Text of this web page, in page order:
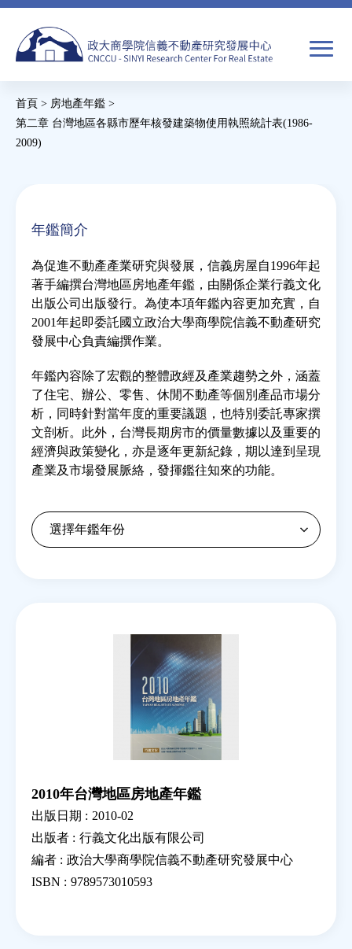
Jump
navigation
搜
搜
尋
教育推廣
房市分析
研究獎勵
房地產年鑑
電子報
您
首頁 > 房地產年鑑 >
第二章 台灣地區各縣市歷年核發建築物使用執照統計表(1986-
2009)
年鑑簡介
為促進不動產產業研究與發展，信義房屋自1996年起
著手編撰台灣地區房地產年鑑，由關係企業行義文化
出版公司出版發行。為使本項年鑑內容更加充實，自
2001年起即委託國立政治大學商學院信義不動產研究
發展中心負責編撰作業。
年鑑內容除了宏觀的整體政經及產業趨勢之外，涵蓋
了住宅、辦公、零售、休閒不動產等個別產品市場分
析，同時針對當年度的重要議題，也特別委託專家撰
文剖析。此外，台灣長期房市的價量數據以及重要的
經濟與政策變化，亦是逐年更新紀錄，期以達到呈現
產業及市場發展脈絡，發揮鑑往知來的功能。
2010年台灣地區房地產年鑑
出版日期 : 2010-02
出版者 : 行義文化出版有限公司
編者 : 政治大學商學院信義不動產研究發展中心
ISBN : 9789573010593